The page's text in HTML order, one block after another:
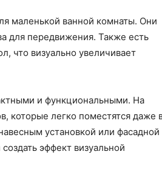
маленькой ванной комнаты. Они
для передвижения. Также есть
что визуально увеличивает
и функциональными. На
которые легко поместятся даже
установкой или фасадной
эффект визуальной